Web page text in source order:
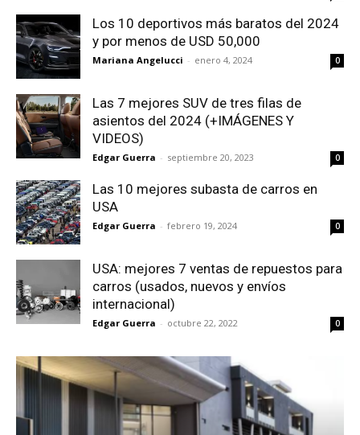
Los 10 deportivos más baratos del 2024
y por menos de USD 50,000
Mariana Angelucci - enero 4, 2024 0
Las 7 mejores SUV de tres filas de
asientos del 2024 (+IMÁGENES Y
VIDEOS)
Edgar Guerra - septiembre 20, 2023 0
Las 10 mejores subasta de carros en
USA
Edgar Guerra - febrero 19, 2024 0
USA: mejores 7 ventas de repuestos para
carros (usados, nuevos y envíos
internacional)
Edgar Guerra - octubre 22, 2022 0